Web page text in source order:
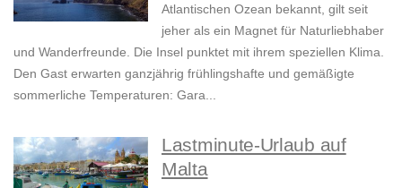
Atlantischen Ozean bekannt, gilt seit
jeher als ein Magnet für Naturliebhaber
und Wanderfreunde. Die Insel punktet mit ihrem speziellen Klima.
Den Gast erwarten ganzjährig frühlingshafte und gemäßigte
sommerliche Temperaturen: Gara...
Lastminute-Urlaub auf
Malta